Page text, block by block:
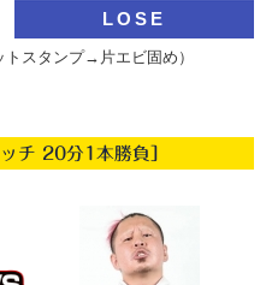
LOSE
スタンプ→片エビ固め）
チ 20分1本勝負］